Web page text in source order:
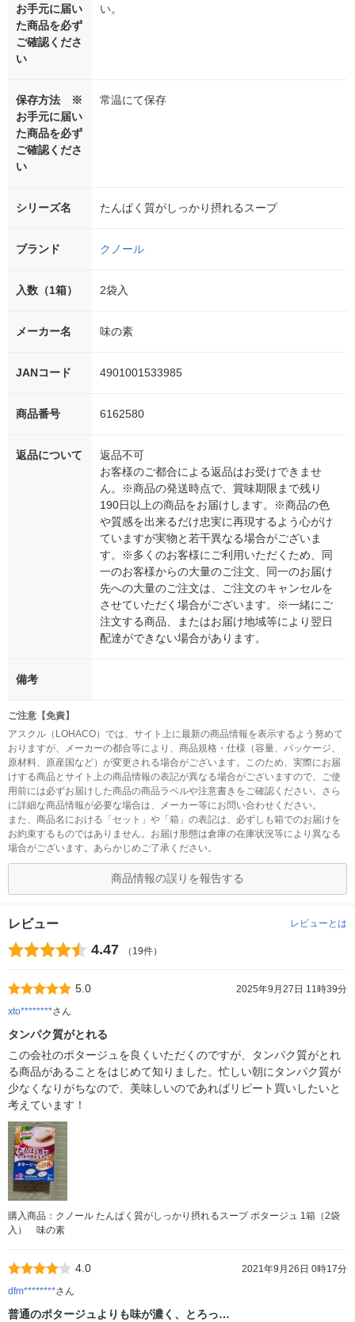
お手元に届い
た商品を必ず
ご確認くださ
い
い。
保存方法 ※
お手元に届い
た商品を必ず
ご確認くださ
い
常温にて保存
シリーズ名 たんぱく質がしっかり摂れるスープ
ブランド クノール
入数（1箱） 2袋入
メーカー名 味の素
JANコード 4901001533985
商品番号 6162580
返品について
返品不可
お客様のご都合による返品はお受けできませ
ん。※商品の発送時点で、賞味期限まで残り
190日以上の商品をお届けします。※商品の色
や質感を出来るだけ忠実に再現するよう心がけ
ていますが実物と若干異なる場合がございま
す。※多くのお客様にご利用いただくため、同
一のお客様からの大量のご注文、同一のお届け
先への大量のご注文は、ご注文のキャンセルを
させていただく場合がございます。※一緒にご
注文する商品、またはお届け地域等により翌日
配達ができない場合があります。
備考
ご注意【免責】
アスクル（LOHACO）では、サイト上に最新の商品情報を表示するよう努めて
おりますが、メーカーの都合等により、商品規格・仕様（容量、パッケージ、
原材料、原産国など）が変更される場合がございます。このため、実際にお届
けする商品とサイト上の商品情報の表記が異なる場合がございますので、ご使
用前には必ずお届けした商品の商品ラベルや注意書きをご確認ください。さら
に詳細な商品情報が必要な場合は、メーカー等にお問い合わせください。
また、商品名における「セット」や「箱」の表記は、必ずしも箱でのお届けを
お約束するものではありません。お届け形態は倉庫の在庫状況等により異なる
場合がございます。あらかじめご了承ください。
商品情報の誤りを報告する
レビュー レビューとは
4.47 （19件）
5.0
2025年9月27日 11時39分
xto********さん
タンパク質がとれる
この会社のポタージュを良くいただくのですが、タンパク質がとれ
る商品があることをはじめて知りました。忙しい朝にタンパク質が
少なくなりがちなので、美味しいのであればリピート買いしたいと
考えています！
購入商品：クノール たんぱく質がしっかり摂れるスープ ポタージュ 1箱（2袋
入） 味の素
4.0
2021年9月26日 0時17分
dfm********さん
普通のポタージュよりも味が濃く、とろっ…